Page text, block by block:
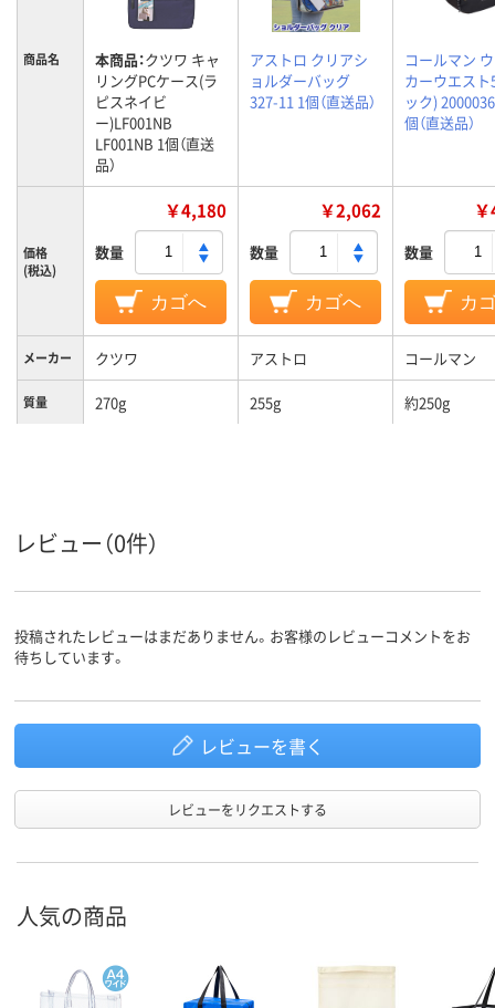
商品名 本商品：クツワ キャ
リングPCケース(ラ
ピスネイビ
ー)LF001NB
LF001NB 1個（直送
品）
アストロ クリアシ
ョルダーバッグ
327-11 1個（直送品）
コールマン
カーウエスト
ック)
個（直送品）
価格
(税込)
￥4,180
数量
カゴへ
￥2,062
数量
カゴへ
数量
カ
メーカー クツワ アストロ コールマン
質量 270g 255g 約250g
レビュー（0件）
投稿されたレビューはまだありません。お客様のレビューコメントをお
待ちしています。
レビューを書く
レビューをリクエストする
人気の商品